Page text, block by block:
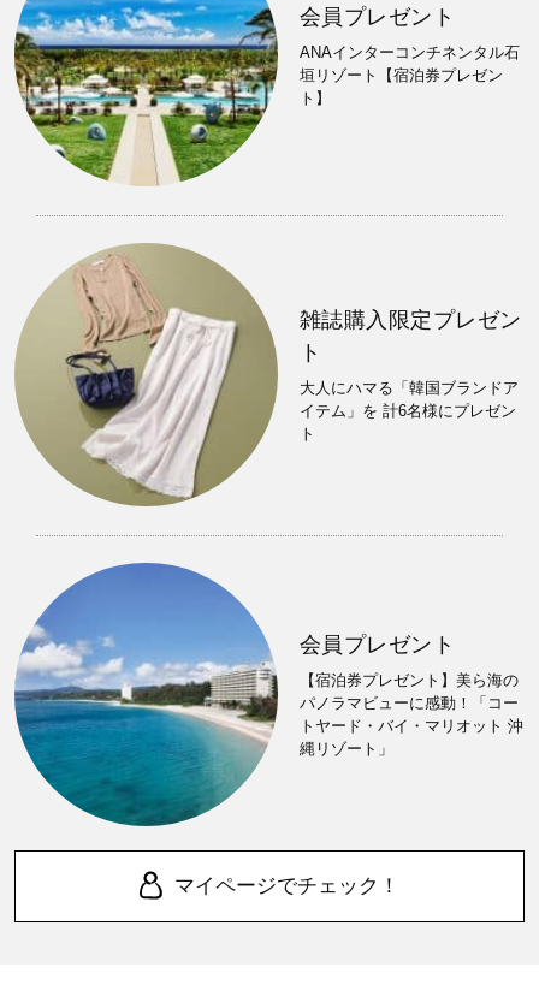
会員プレゼント
ANAインターコンチネンタル石
垣リゾート【宿泊券プレゼン
ト】
雑誌購入限定プレゼン
ト
大人にハマる「韓国ブランドア
イテム」を 計6名様にプレゼン
ト
会員プレゼント
【宿泊券プレゼント】美ら海の
パノラマビューに感動！「コー
トヤード・バイ・マリオット 沖
縄リゾート」
マイページでチェック！